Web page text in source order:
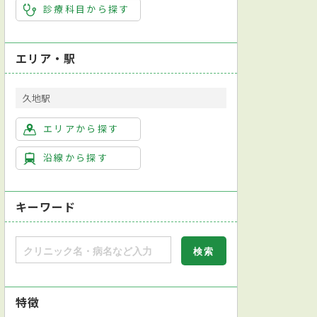
診療科目から探す
エリア・駅
久地駅
エリアから探す
沿線から探す
キーワード
特徴